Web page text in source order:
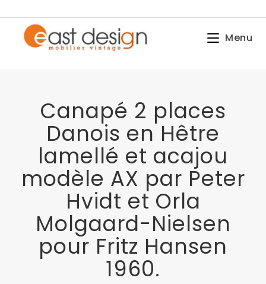
Menu
Canapé 2 places
Danois en Hêtre
lamellé et acajou
modèle AX par Peter
Hvidt et Orla
Molgaard-Nielsen
pour Fritz Hansen
1960.